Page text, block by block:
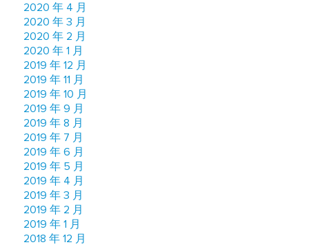
2020 年 4 月
2020 年 3 月
2020 年 2 月
2020 年 1 月
2019 年 12 月
2019 年 11 月
2019 年 10 月
2019 年 9 月
2019 年 8 月
2019 年 7 月
2019 年 6 月
2019 年 5 月
2019 年 4 月
2019 年 3 月
2019 年 2 月
2019 年 1 月
2018 年 12 月